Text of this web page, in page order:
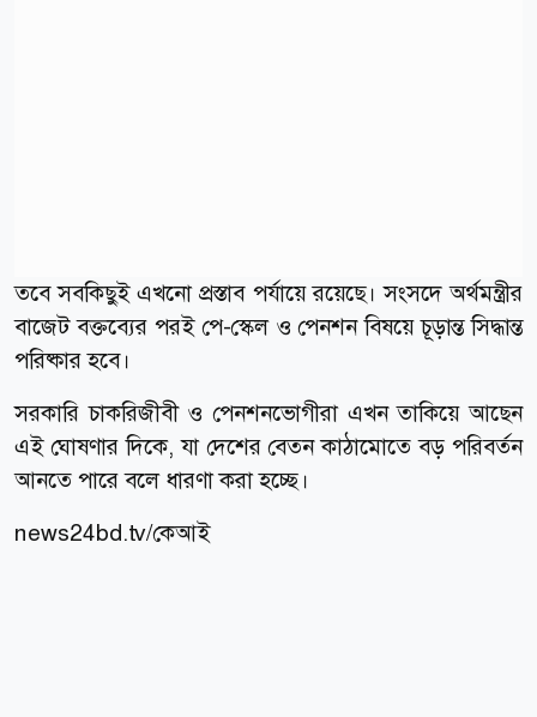
তবে সবকিছুই এখনো প্রস্তাব পর্যায়ে রয়েছে। সংসদে অর্থমন্ত্রীর
বাজেট বক্তব্যের পরই পে-স্কেল ও পেনশন বিষয়ে চূড়ান্ত সিদ্ধান্ত
পরিষ্কার হবে।
সরকারি চাকরিজীবী ও পেনশনভোগীরা এখন তাকিয়ে আছেন
এই ঘোষণার দিকে, যা দেশের বেতন কাঠামোতে বড় পরিবর্তন
আনতে পারে বলে ধারণা করা হচ্ছে।
news24bd.tv/কেআই